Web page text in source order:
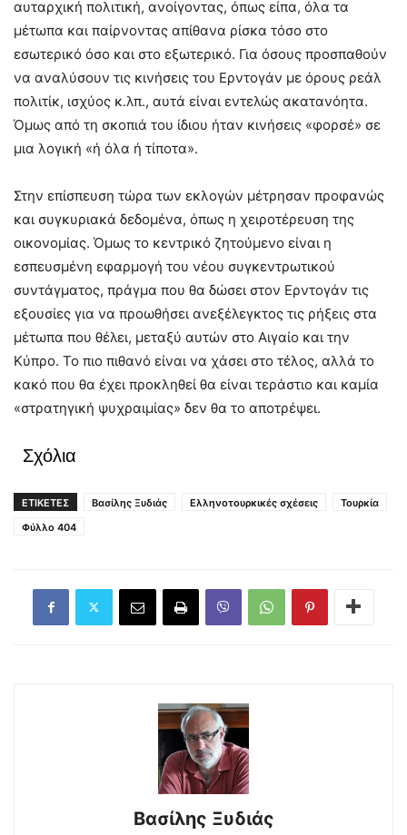
αυταρχική πολιτική, ανοίγοντας, όπως είπα, όλα τα
μέτωπα και παίρνοντας απίθανα ρίσκα τόσο στο
εσωτερικό όσο και στο εξωτερικό. Για όσους προσπαθούν
να αναλύσουν τις κινήσεις του Ερντογάν με όρους ρεάλ
πολιτίκ, ισχύος κ.λπ., αυτά είναι εντελώς ακατανόητα.
Όμως από τη σκοπιά του ίδιου ήταν κινήσεις «φορσέ» σε
μια λογική «ή όλα ή τίποτα».
Στην επίσπευση τώρα των εκλογών μέτρησαν προφανώς
και συγκυριακά δεδομένα, όπως η χειροτέρευση της
οικονομίας. Όμως το κεντρικό ζητούμενο είναι η
εσπευσμένη εφαρμογή του νέου συγκεντρωτικού
συντάγματος, πράγμα που θα δώσει στον Ερντογάν τις
εξουσίες για να προωθήσει ανεξέλεγκτος τις ρήξεις στα
μέτωπα που θέλει, μεταξύ αυτών στο Αιγαίο και την
Κύπρο. Το πιο πιθανό είναι να χάσει στο τέλος, αλλά το
κακό που θα έχει προκληθεί θα είναι τεράστιο και καμία
«στρατηγική ψυχραιμίας» δεν θα το αποτρέψει.
Σχόλια
ΕΤΙΚΕΤΕΣ Βασίλης Ξυδιάς Ελληνοτουρκικές σχέσεις
Τουρκία
Φύλλο 404
Βασίλης Ξυδιάς